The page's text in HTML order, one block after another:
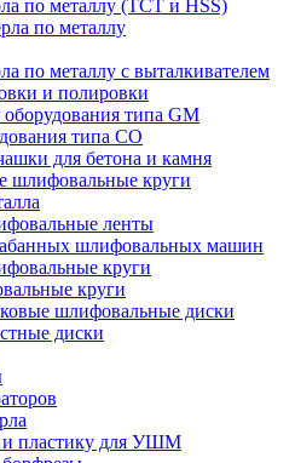
по металлу (TCT и HSS)
по металлу
по металлу c выталкивателем
и полировки
типа GM
типа СО
для бетона и камня
шлифовальные круги
ленты
шлифовальных машин
круги
круги
шлифовальные диски
диски
и пластику для УШМ